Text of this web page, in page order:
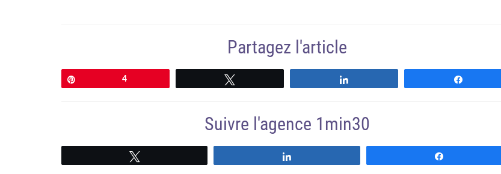
Partagez l'article
4
Suivre l'agence 1min30